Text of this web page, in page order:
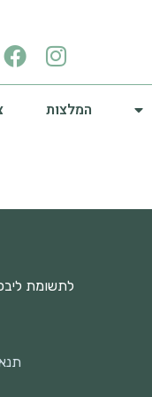
המלצות
לתשומת